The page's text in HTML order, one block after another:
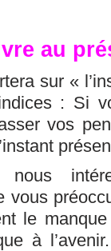
au
sur «
: Si
vos
nous
vous
le
à